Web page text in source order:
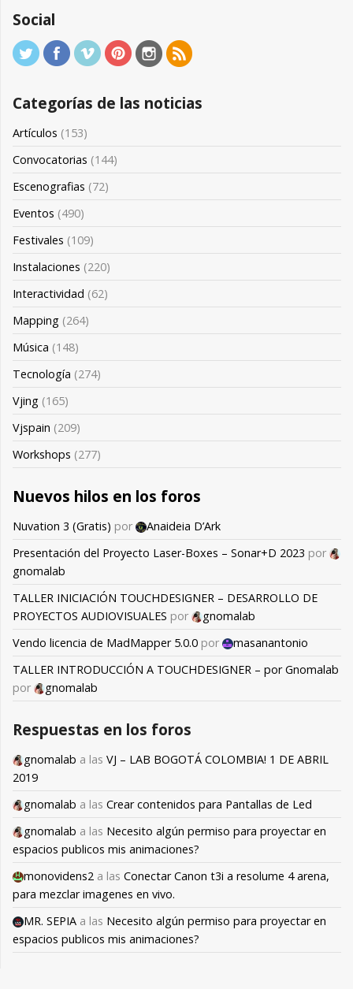
Social
Categorías de las noticias
Artículos (153)
Convocatorias (144)
Escenografias (72)
Eventos (490)
Festivales (109)
Instalaciones (220)
Interactividad (62)
Mapping (264)
Música (148)
Tecnología (274)
Vjing (165)
Vjspain (209)
Workshops (277)
Nuevos hilos en los foros
Nuvation 3 (Gratis) por
Anaideia D’Ark
Presentación del Proyecto Laser-Boxes – Sonar+D 2023 por
gnomalab
TALLER INICIACIÓN TOUCHDESIGNER – DESARROLLO DE
PROYECTOS AUDIOVISUALES por
gnomalab
Vendo licencia de MadMapper 5.0.0 por
masanantonio
TALLER INTRODUCCIÓN A TOUCHDESIGNER – por Gnomalab
por
gnomalab
Respuestas en los foros
gnomalab a las VJ – LAB BOGOTÁ COLOMBIA! 1 DE ABRIL
2019
gnomalab a las Crear contenidos para Pantallas de Led
gnomalab a las Necesito algún permiso para proyectar en
espacios publicos mis animaciones?
monovidens2 a las Conectar Canon t3i a resolume 4 arena,
para mezclar imagenes en vivo.
MR. SEPIA a las Necesito algún permiso para proyectar en
espacios publicos mis animaciones?